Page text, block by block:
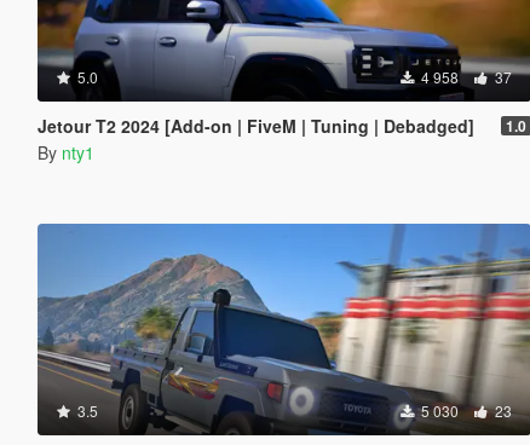
5.0 4 958 37
Jetour T2 2024 [Add-on | FiveM | Tuning | Debadged] 1.0
By nty1
3.5 5 030 23